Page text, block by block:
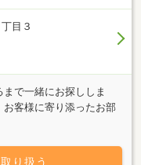
目３
で一緒にお探ししま
客様に寄り添ったお部
気軽にご連絡くださ
り扱う